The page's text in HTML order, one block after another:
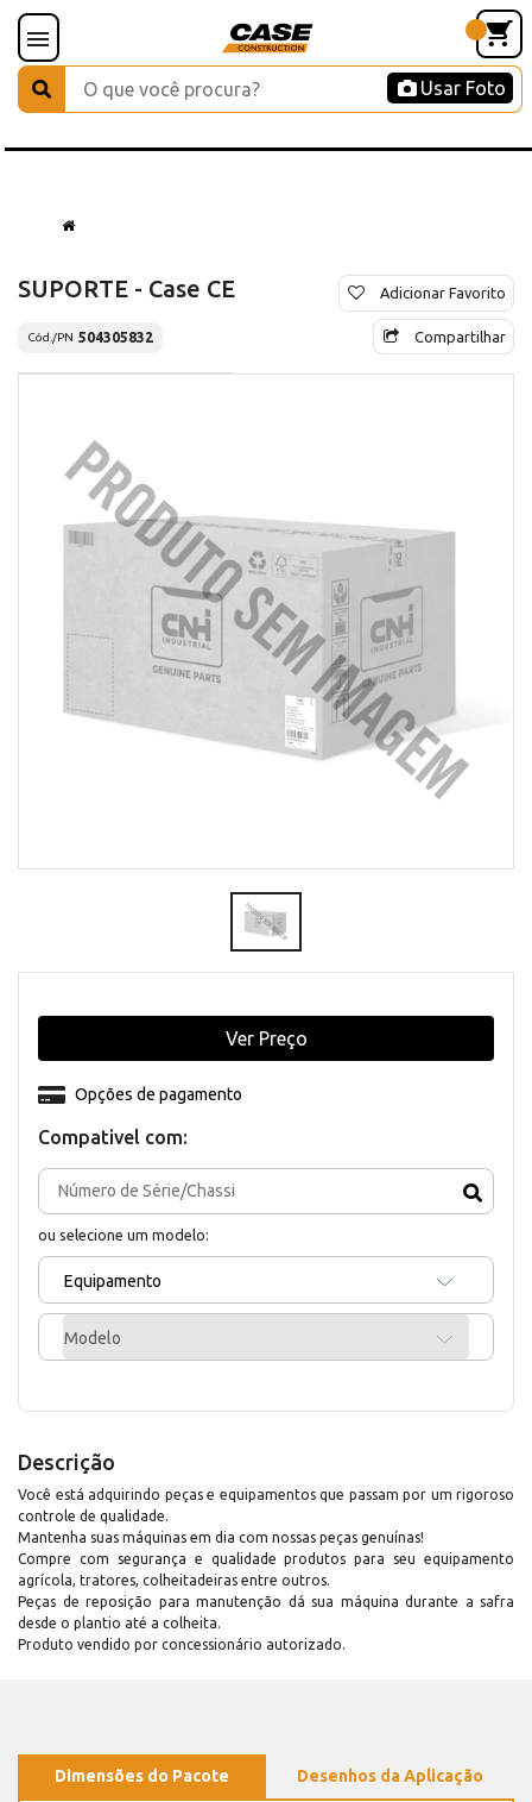
Usar Foto
SUPORTE - Case CE
Cód./PN 504305832
Adicionar Favorito
Compartilhar
Compativel com:
ou selecione um modelo:
Equipamento
Modelo
Opções de pagamento
Ver Preço
Descrição
Você está adquirindo peças e equipamentos que passam por um rigoroso
controle de qualidade.
Mantenha suas máquinas em dia com nossas peças genuínas!
Compre com segurança e qualidade produtos para seu equipamento
agrícola, tratores, colheitadeiras entre outros.
Peças de reposição para manutenção dá sua máquina durante a safra
desde o plantio até a colheita.
Produto vendido por concessionário autorizado.
Dimensões do Pacote Desenhos da Aplicação